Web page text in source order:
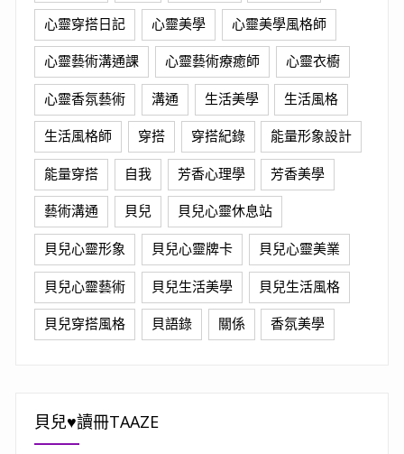
心靈穿搭日記 心靈美學 心靈美學風格師
心靈藝術溝通課 心靈藝術療癒師 心靈衣櫥
心靈香氛藝術 溝通 生活美學 生活風格
生活風格師 穿搭 穿搭紀錄 能量形象設計
能量穿搭 自我 芳香心理學 芳香美學
藝術溝通 貝兒 貝兒心靈休息站
貝兒心靈形象 貝兒心靈牌卡 貝兒心靈美業
貝兒心靈藝術 貝兒生活美學 貝兒生活風格
貝兒穿搭風格 貝語錄 關係 香氛美學
貝兒♥讀冊TAAZE